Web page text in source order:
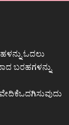
ಓದಲು
ಬರಹಗಳನ್ನು